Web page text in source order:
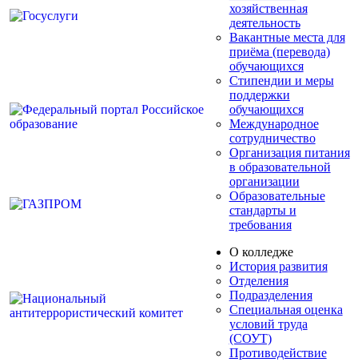
хозяйственная
деятельность
Вакантные места для
приёма (перевода)
обучающихся
Стипендии и меры
поддержки
обучающихся
Международное
сотрудничество
Организация питания
в образовательной
организации
Образовательные
стандарты и
требования
О колледже
История развития
Отделения
Подразделения
Специальная оценка
условий труда
(СОУТ)
Противодействие